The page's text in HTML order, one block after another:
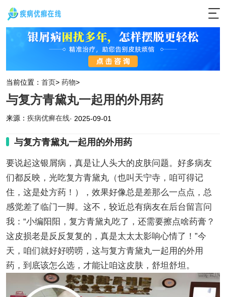
当前位置： 首页> 药物>
与复方青黛丸一起用的外用药
来源： 疾病优癣在线· 2025-09-01
与复方青黛丸一起用的外用药
要说起这银屑病，真是让人头大的皮肤问题。好多病友
们都反映，光吃复方青黛丸（也叫天宁寺，咱可得记
住，这是处方药！），效果好像总是差那么一点点，总
感觉差了临门一脚。这不，较近总有病友在后台留言问
我：“小编阳阳，复方青黛丸吃了，还需要擦点啥药膏？
这皮损老是反反复复的，真是太太太影响心情了！”今
天，咱们就好好唠唠，这与复方青黛丸一起用的外用
药，到底该怎么选，才能让咱这皮肤，舒坦舒坦。